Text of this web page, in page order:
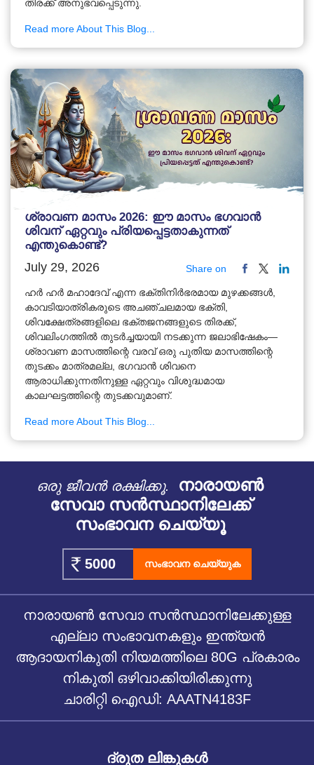
തിരക്ക് അനുഭവപ്പെടുന്നു.
Read more About This Blog...
ശ്രാവണ മാസം 2026: ഈ മാസം ഭഗവാൻ
ശിവന് ഏറ്റവും പ്രിയപ്പെട്ടതാകുന്നത്
എന്തുകൊണ്ട്?
July 29, 2026 Share on
ഹർ ഹർ മഹാദേവ് എന്ന ഭക്തിനിർഭരമായ മുഴക്കങ്ങൾ,
കാവടിയാത്രികരുടെ അചഞ്ചലമായ ഭക്തി,
ശിവക്ഷേത്രങ്ങളിലെ ഭക്തജനങ്ങളുടെ തിരക്ക്,
ശിവലിംഗത്തിൽ തുടർച്ചയായി നടക്കുന്ന ജലാഭിഷേകം—
ശ്രാവണ മാസത്തിന്റെ വരവ് ഒരു പുതിയ മാസത്തിന്റെ
തുടക്കം മാത്രമല്ല, ഭഗവാൻ ശിവനെ
ആരാധിക്കുന്നതിനുള്ള ഏറ്റവും വിശുദ്ധമായ
കാലഘട്ടത്തിന്റെ തുടക്കവുമാണ്.
Read more About This Blog...
ഒരു ജീവൻ രക്ഷിക്കൂ.
നാരായൺ
സേവാ സൻസ്ഥാനിലേക്ക്
സംഭാവന ചെയ്യൂ
സംഭാവന ചെയ്യുക
നാരായൺ സേവാ സൻസ്ഥാനിലേക്കുള്ള
എല്ലാ സംഭാവനകളും ഇന്ത്യൻ
ആദായനികുതി നിയമത്തിലെ 80G പ്രകാരം
നികുതി ഒഴിവാക്കിയിരിക്കുന്നു
ചാരിറ്റി ഐഡി: AAATN4183F
ദ്രുത ലിങ്കുകൾ